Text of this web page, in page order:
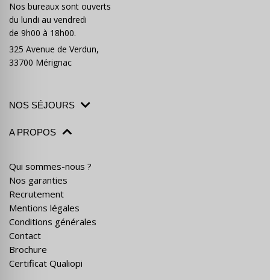
Nos bureaux sont ouverts
du lundi au vendredi
de 9h00 à 18h00.
325 Avenue de Verdun,
33700 Mérignac
NOS SÉJOURS
A PROPOS
Qui sommes-nous ?
Nos garanties
Recrutement
Mentions légales
Conditions générales
Contact
Brochure
Certificat Qualiopi